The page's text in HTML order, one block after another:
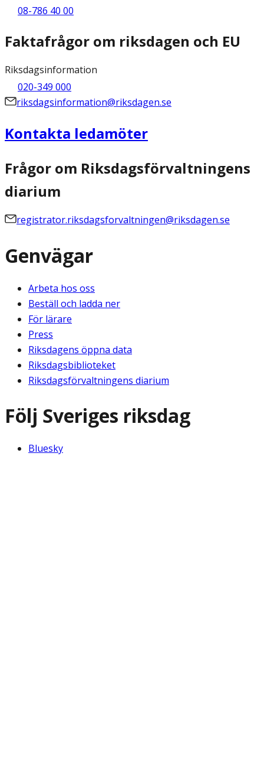
08-786 40 00
Faktafrågor om riksdagen och EU
Riksdagsinformation
020-349 000
riksdagsinformation@riksdagen.se
Kontakta ledamöter
Frågor om Riksdagsförvaltningens
diarium
registrator.riksdagsforvaltningen@riksdagen.se
Genvägar
Arbeta hos oss
Beställ och ladda ner
För lärare
Press
Riksdagens öppna data
Riksdagsbiblioteket
Riksdagsförvaltningens diarium
Följ Sveriges riksdag
Bluesky